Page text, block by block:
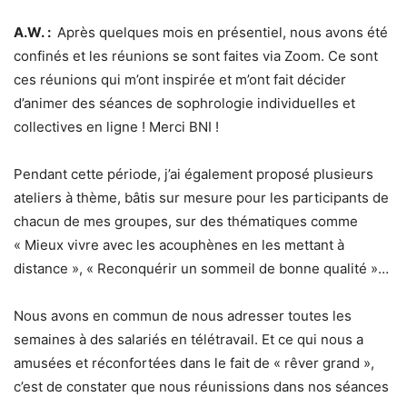
A.W. : Après quelques mois en présentiel, nous avons été
confinés et les réunions se sont faites via Zoom. Ce sont
ces réunions qui m’ont inspirée et m’ont fait décider
d’animer des séances de sophrologie individuelles et
collectives en ligne ! Merci BNI !
Pendant cette période, j’ai également proposé plusieurs
ateliers à thème, bâtis sur mesure pour les participants de
chacun de mes groupes, sur des thématiques comme
« Mieux vivre avec les acouphènes en les mettant à
distance », « Reconquérir un sommeil de bonne qualité »…
Nous avons en commun de nous adresser toutes les
semaines à des salariés en télétravail. Et ce qui nous a
amusées et réconfortées dans le fait de « rêver grand »,
c’est de constater que nous réunissions dans nos séances